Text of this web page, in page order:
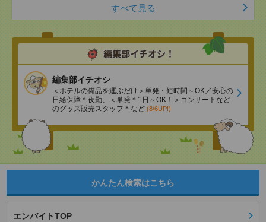
すべて見る
編集部イチオシ
＜ホテルの備品を運ぶだけ＞単発・短時間～OK／安心の
日給保障＊夜勤、＜単発＊1日～OK！＞コンサートなど
のグッズ販売スタッフ＊など (8/6UP!)
かんたん検索はこちら
エンバイトTOP